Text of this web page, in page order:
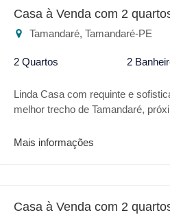
de jogos * Espaço Gourmet *
* Quadra poliesportiva * Quadra
Para o seu lazer ou para
Casa à Venda com 2
Tamandaré, Tamandaré-PE
2 Quartos 2
Linda Casa com requinte e
melhor trecho de Tamandaré,
cozinha, cortinas automatizada,
Mais informações
Casa à Venda com 2